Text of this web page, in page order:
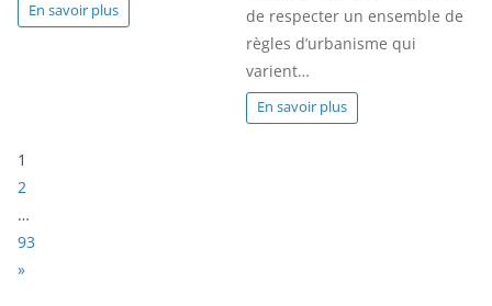
En savoir plus
de respecter un ensemble de
règles d’urbanisme qui
varient…
En savoir plus
P
a
g
e
:
1
2
…
93
N
»